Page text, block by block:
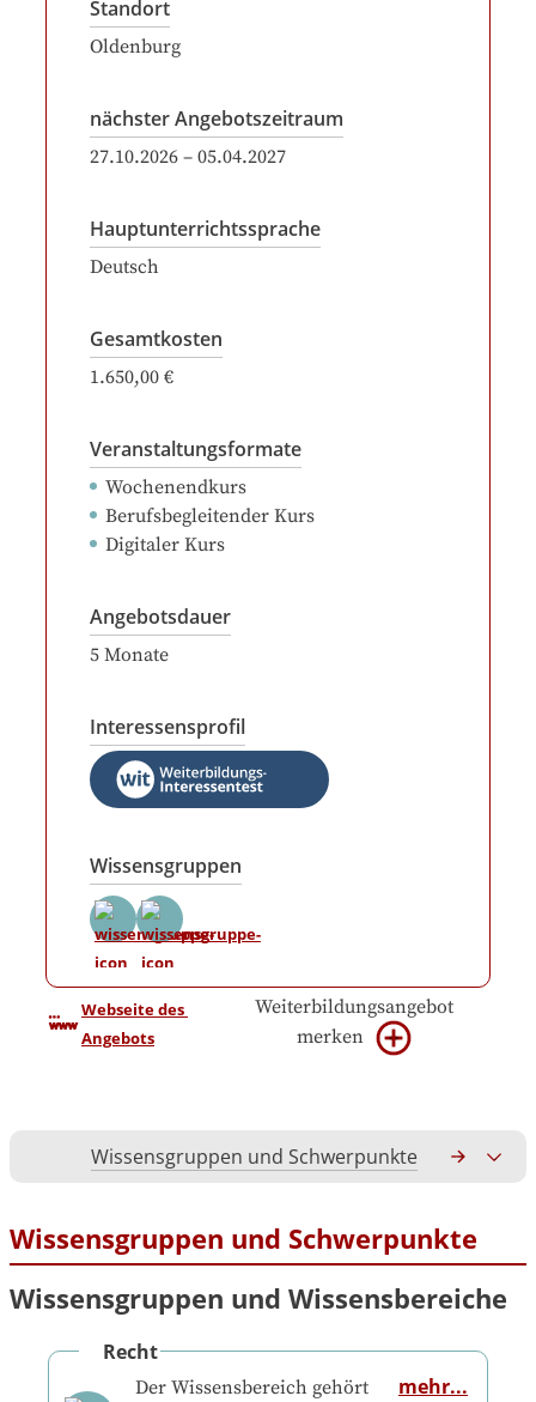
Standort
Oldenburg
nächster Angebotszeitraum
27.10.2026 – 05.04.2027
Hauptunterrichtssprache
Deutsch
Gesamtkosten
1.650,00 €
Veranstaltungsformate
Wochenendkurs
Berufsbegleitender Kurs
Digitaler Kurs
Angebotsdauer
5 Monate
Interessensprofil
Wissensgruppen
Webseite des
Angebots
Weiterbildungsangebot
merken
Wissensgruppen und Schwerpunkte
Wissensgruppen und Schwerpunkte
Wissensgruppen und Wissensbereiche
Recht
Der Wissensbereich gehört
mehr...